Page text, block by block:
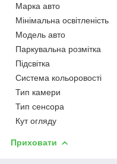
Марка авто
Мінімальна освітленість
Модель авто
Паркувальна розмітка
Підсвітка
Система кольоровості
Тип камери
Тип сенсора
Кут огляду
Приховати